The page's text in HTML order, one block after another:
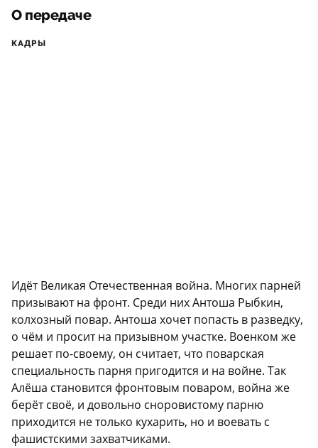
О передаче
КАДРЫ
Идёт Великая Отечественная война. Многих парней
призывают на фронт. Среди них Антоша Рыбкин,
колхозный повар. Антоша хочет попасть в разведку,
о чём и просит на призывном участке. Военком же
решает по-своему, он считает, что поварская
специальность парня пригодится и на войне. Так
Алёша становится фронтовым поваром, война же
берёт своё, и довольно сноровистому парню
приходится не только кухарить, но и воевать с
фашистскими захватчиками.